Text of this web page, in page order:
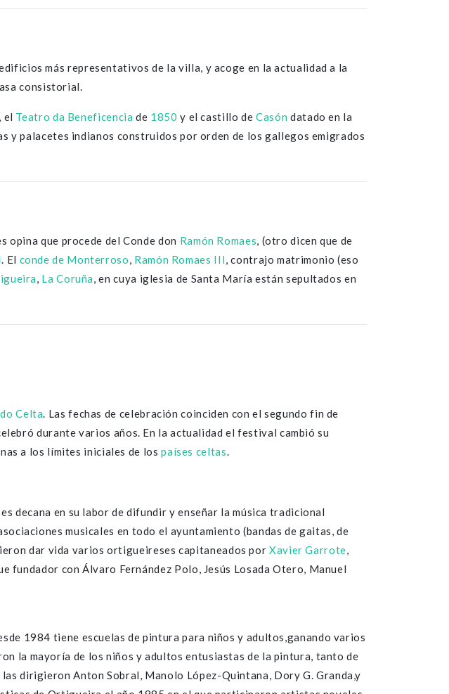
más representativos de la villa, y acoge en la actualidad a la
consistorial.
el Teatro da Beneficencia de 1850 y el castillo deCasón datado en la
y palacetes indianos construidos por orden de los gallegos emigrados
que procede del Conde don Ramón Romaes, (otro dicen que de
. El conde de Monterroso, Ramón Romaes III, contrajo matrimonio (eso
, La Coruña, en cuya iglesia de Santa María están sepultados en
Celta. Las fechas de celebración coinciden con el segundo fin de
durante varios años. En la actualidad el festival cambió su
a los límites iniciales de lospaíses celtas.
decana en su labor de difundir y enseñar la música tradicional
musicales en todo el ayuntamiento (bandas de gaitas, de
dar vida varios ortigueireses capitaneados por Xavier Garrote,
con Álvaro Fernández Polo, Jesús Losada Otero, Manuel
1984 tiene escuelas de pintura para niños y adultos,ganando varios
la mayoría de los niños y adultos entusiastas de la pintura, tanto de
dirigieron Anton Sobral, Manolo López-Quintana, Dory G. Granda,y